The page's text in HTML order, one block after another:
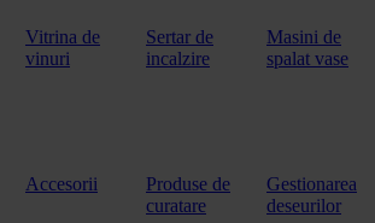
Vitrina de
vinuri
Sertar de
incalzire
Masini de
spalat vase
Accesorii
Produse de
curatare
Gestionarea
deseurilor